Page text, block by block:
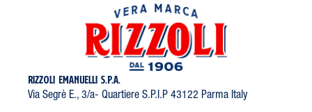
RIZZOLI EMANUELLI S.P.A.
Via Segrè E., 3/a- Quartiere S.P.I.P 43122 Parma Italy